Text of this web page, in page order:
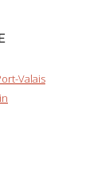
Valais